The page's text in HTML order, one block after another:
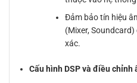
Đảm bảo tín hiệu
(Mixer,
xác.
Cấu hình DSP và điều chỉnh